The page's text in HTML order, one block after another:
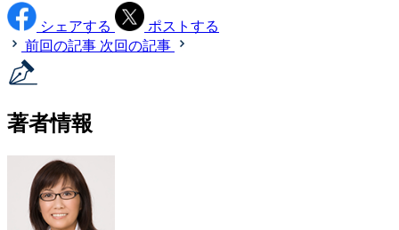
シェアする
ポストする
前回の記事 次回の記事
著者情報